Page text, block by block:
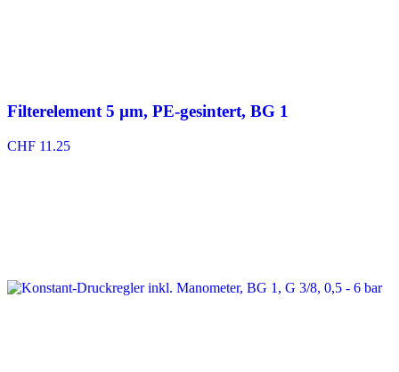
Filterelement 5 µm, PE-gesintert, BG 1
CHF 11.25